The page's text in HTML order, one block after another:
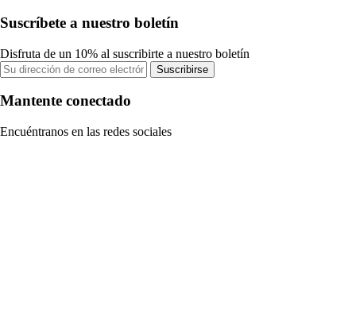
Suscríbete a nuestro boletín
Disfruta de un 10% al suscribirte a nuestro boletín
Suscribirse
Mantente conectado
Encuéntranos en las redes sociales